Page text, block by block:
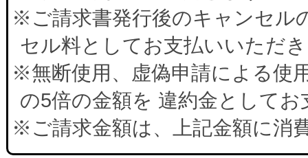
※ご請求書発行後のキャンセル
セル料としてお支払いいただ
※無断使用、虚偽申請による使
の5倍の金額を 違約金として
※ご請求金額は、上記金額に消